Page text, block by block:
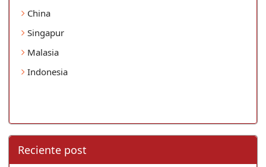
China
Singapur
Malasia
Indonesia
Reciente post